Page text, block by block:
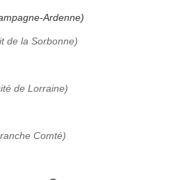
Ardenne)
de la Sorbonne)
de Lorraine)
Comté)